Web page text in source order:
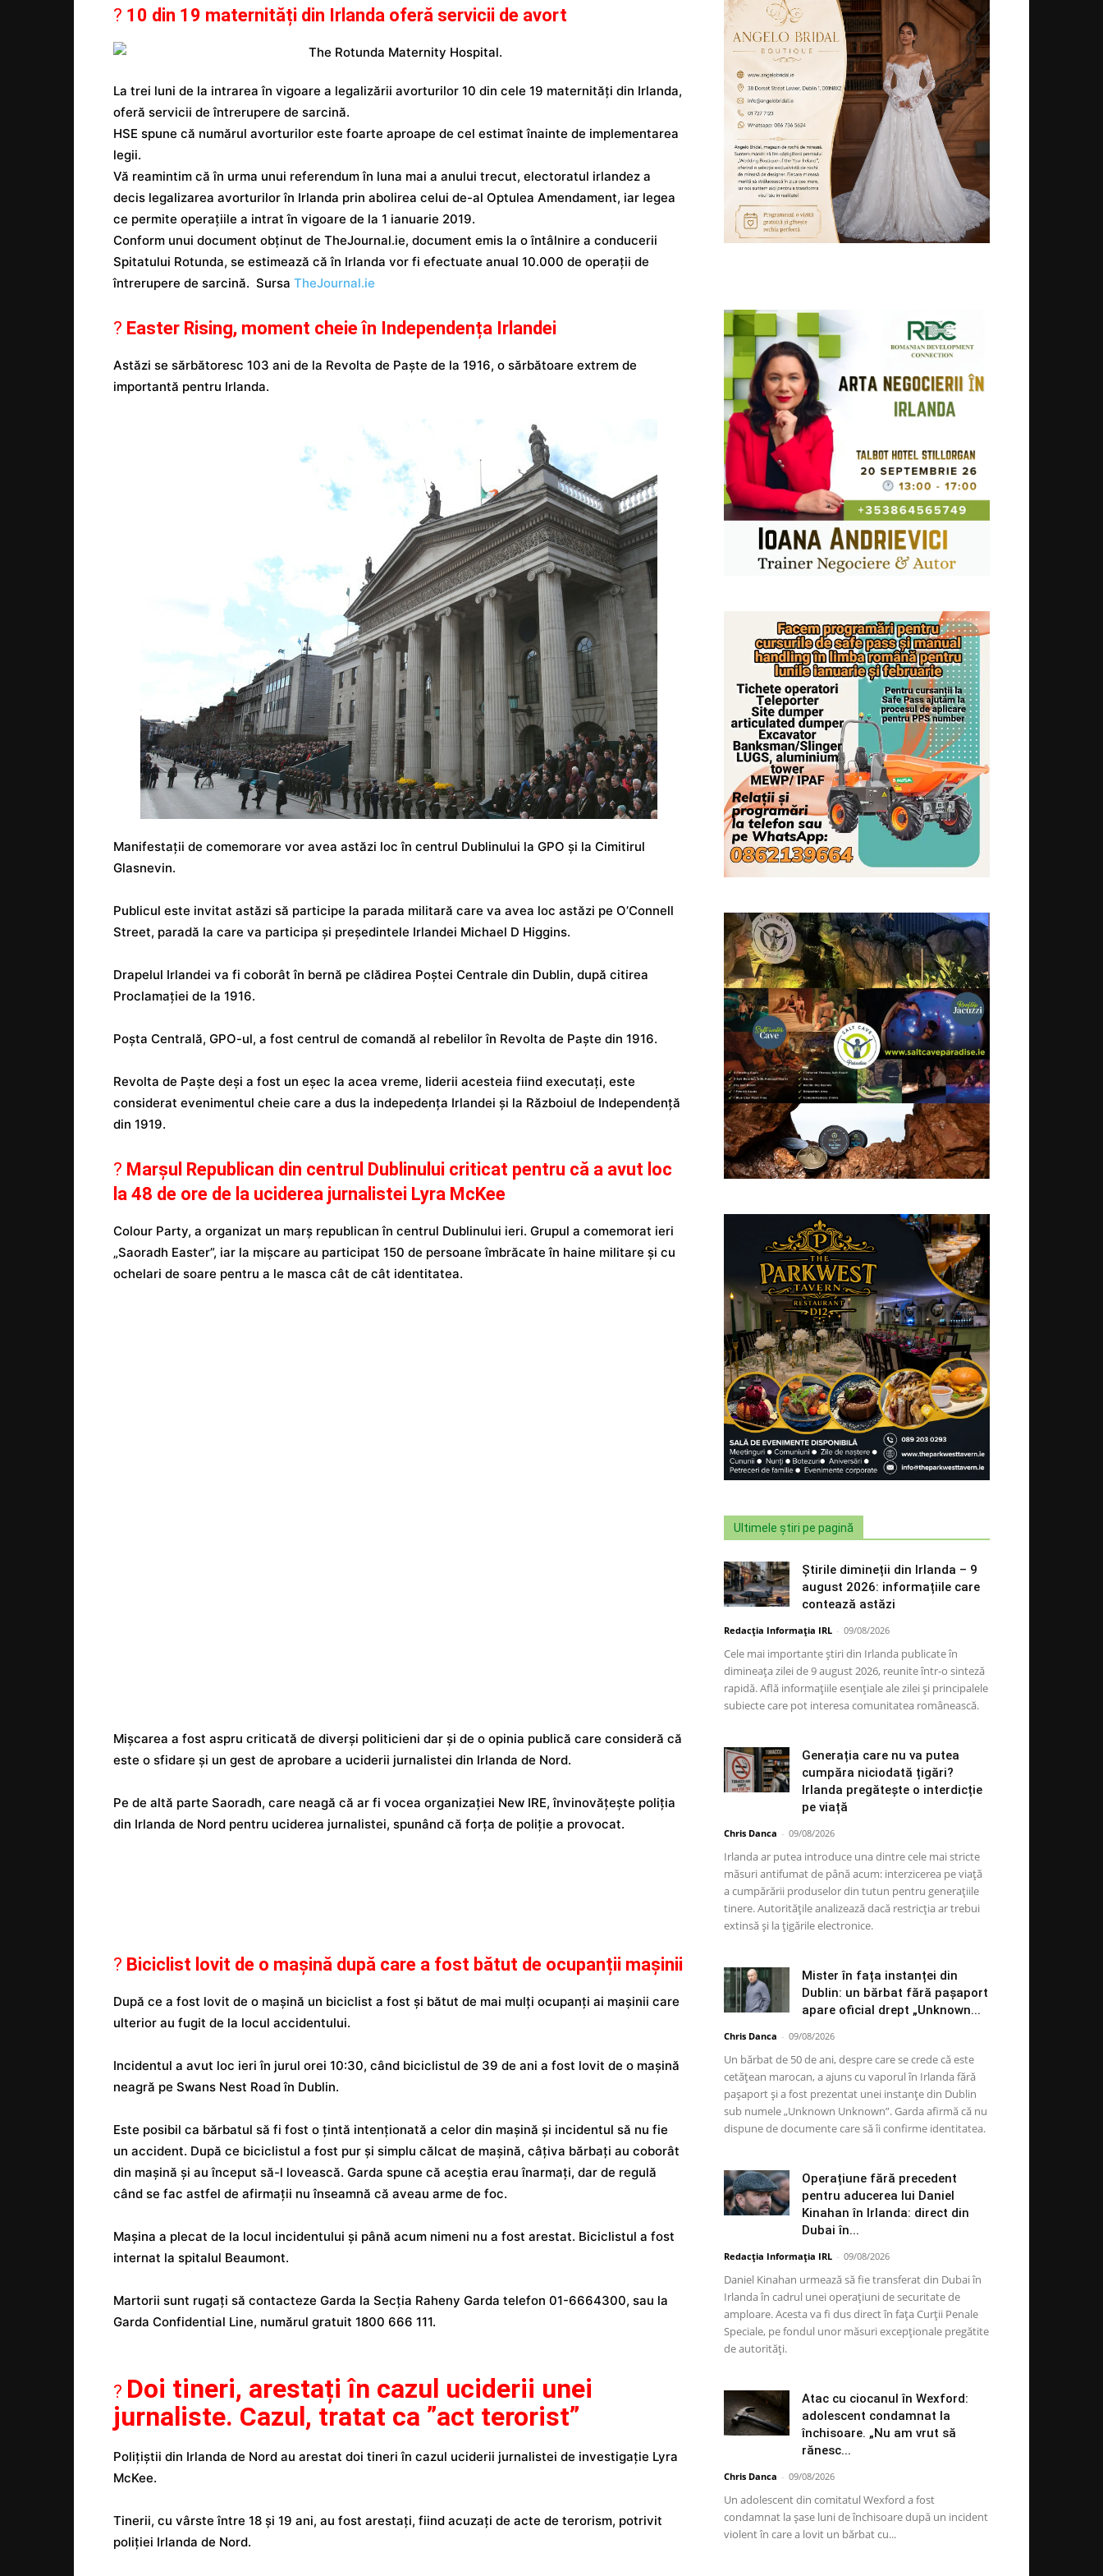
? 10 din 19 maternități din Irlanda oferă servicii de avort
La trei luni de la intrarea în vigoare a legalizării avorturilor 10 din cele 19 maternități din Irlanda,
oferă servicii de întrerupere de sarcină.
HSE spune că numărul avorturilor este foarte aproape de cel estimat înainte de implementarea
legii.
Vă reamintim că în urma unui referendum în luna mai a anului trecut, electoratul irlandez a
decis legalizarea avorturilor în Irlanda prin abolirea celui de-al Optulea Amendament, iar legea
ce permite operațiile a intrat în vigoare de la 1 ianuarie 2019.
Conform unui document obținut de TheJournal.ie, document emis la o întâlnire a conducerii
Spitatului Rotunda, se estimează că în Irlanda vor fi efectuate anual 10.000 de operații de
întrerupere de sarcină. Sursa TheJournal.ie
? Easter Rising, moment cheie în Independența Irlandei
Astăzi se sărbătoresc 103 ani de la Revolta de Paște de la 1916, o sărbătoare extrem de
importantă pentru Irlanda.
Manifestații de comemorare vor avea astăzi loc în centrul Dublinului la GPO și la Cimitirul
Glasnevin.
Publicul este invitat astăzi să participe la parada militară care va avea loc astăzi pe O’Connell
Street, paradă la care va participa și președintele Irlandei Michael D Higgins.
Drapelul Irlandei va fi coborât în bernă pe clădirea Poștei Centrale din Dublin, după citirea
Proclamației de la 1916.
Poșta Centrală, GPO-ul, a fost centrul de comandă al rebelilor în Revolta de Paște din 1916.
Revolta de Paște deși a fost un eșec la acea vreme, liderii acesteia fiind executați, este
considerat evenimentul cheie care a dus la indepedența Irlandei și la Războiul de Independență
din 1919.
? Marșul Republican din centrul Dublinului criticat pentru că a avut loc
la 48 de ore de la uciderea jurnalistei Lyra McKee
Colour Party, a organizat un marș republican în centrul Dublinului ieri. Grupul a comemorat ieri
„Saoradh Easter”, iar la mișcare au participat 150 de persoane îmbrăcate în haine militare și cu
ochelari de soare pentru a le masca cât de cât identitatea.
Mișcarea a fost aspru criticată de diverși politicieni dar și de o opinia publică care consideră că
este o sfidare și un gest de aprobare a uciderii jurnalistei din Irlanda de Nord.
Pe de altă parte Saoradh, care neagă că ar fi vocea organizației New IRE, învinovățește poliția
din Irlanda de Nord pentru uciderea jurnalistei, spunând că forța de poliție a provocat.
? Biciclist lovit de o mașină după care a fost bătut de ocupanții mașinii
După ce a fost lovit de o mașină un biciclist a fost și bătut de mai mulți ocupanți ai mașinii care
ulterior au fugit de la locul accidentului.
Incidentul a avut loc ieri în jurul orei 10:30, când biciclistul de 39 de ani a fost lovit de o mașină
neagră pe Swans Nest Road în Dublin.
Este posibil ca bărbatul să fi fost o țintă intenționată a celor din mașină și incidentul să nu fie
un accident. După ce biciclistul a fost pur și simplu călcat de mașină, câțiva bărbați au coborât
din mașină și au început să-l lovească. Garda spune că aceștia erau înarmați, dar de regulă
când se fac astfel de afirmații nu înseamnă că aveau arme de foc.
Mașina a plecat de la locul incidentului și până acum nimeni nu a fost arestat. Biciclistul a fost
internat la spitalul Beaumont.
Martorii sunt rugați să contacteze Garda la Secția Raheny Garda telefon 01-6664300, sau la
Garda Confidential Line, numărul gratuit 1800 666 111.
? Doi tineri, arestați în cazul uciderii unei
jurnaliste. Cazul, tratat ca ”act terorist”
Polițiștii din Irlanda de Nord au arestat doi tineri în cazul uciderii jurnalistei de investigație Lyra
McKee.
Tinerii, cu vârste între 18 și 19 ani, au fost arestați, fiind acuzați de acte de terorism, potrivit
poliției Irlanda de Nord.
Ultimele știri pe pagină
Știrile dimineții din Irlanda – 9
august 2026: informațiile care
contează astăzi
Redacția Informația IRL - 09/08/2026
Cele mai importante știri din Irlanda publicate în
dimineața zilei de 9 august 2026, reunite într-o sinteză
rapidă. Află informațiile esențiale ale zilei și principalele
subiecte care pot interesa comunitatea românească.
Generația care nu va putea
cumpăra niciodată țigări?
Irlanda pregătește o interdicție
pe viață
Chris Danca - 09/08/2026
Irlanda ar putea introduce una dintre cele mai stricte
măsuri antifumat de până acum: interzicerea pe viață
a cumpărării produselor din tutun pentru generațiile
tinere. Autoritățile analizează dacă restricția ar trebui
extinsă și la țigările electronice.
Mister în fața instanței din
Dublin: un bărbat fără pașaport
apare oficial drept „Unknown...
Chris Danca - 09/08/2026
Un bărbat de 50 de ani, despre care se crede că este
cetățean marocan, a ajuns cu vaporul în Irlanda fără
pașaport și a fost prezentat unei instanțe din Dublin
sub numele „Unknown Unknown”. Garda afirmă că nu
dispune de documente care să îi confirme identitatea.
Operațiune fără precedent
pentru aducerea lui Daniel
Kinahan în Irlanda: direct din
Dubai în...
Redacția Informația IRL - 09/08/2026
Daniel Kinahan urmează să fie transferat din Dubai în
Irlanda în cadrul unei operațiuni de securitate de
amploare. Acesta va fi dus direct în fața Curții Penale
Speciale, pe fondul unor măsuri excepționale pregătite
de autorități.
Atac cu ciocanul în Wexford:
adolescent condamnat la
închisoare. „Nu am vrut să
rănesc...
Chris Danca - 09/08/2026
Un adolescent din comitatul Wexford a fost
condamnat la șase luni de închisoare după un incident
violent în care a lovit un bărbat cu...